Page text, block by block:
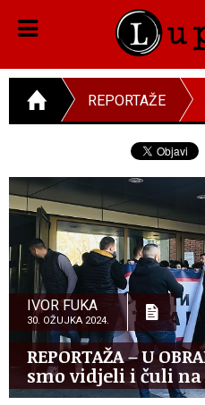
REPORTAŽE
IVOR FUKA
30. OŽUJKA 2024.
REPORTAŽA – U
smo vidjeli i čuli